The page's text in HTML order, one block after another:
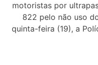
motoristas por
822 pelo não uso
quinta-feira (19), a